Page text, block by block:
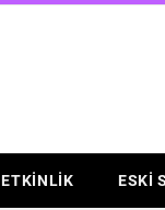
ETKINLIK ESKI